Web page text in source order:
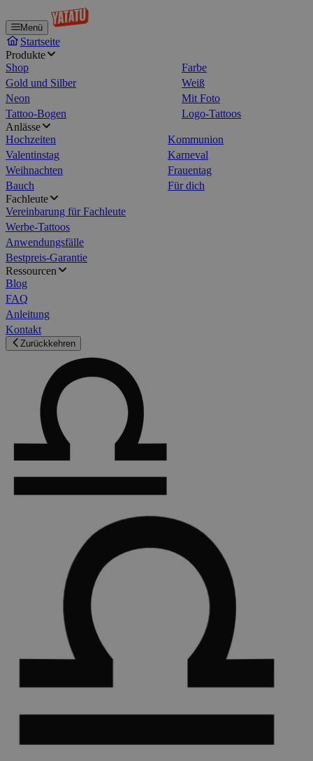
Menü
Startseite
Produkte
Shop
Farbe
Gold und Silber
Weiß
Neon
Mit Foto
Tattoo-Bogen
Logo-Tattoos
Anlässe
Hochzeiten
Kommunion
Valentinstag
Karneval
Weihnachten
Frauentag
Bauch
Für dich
Fachleute
Vereinbarung für Fachleute
Werbe-Tattoos
Anwendungsfälle
Bestpreis-Garantie
Ressourcen
Blog
FAQ
Anleitung
Kontakt
Zurückkehren